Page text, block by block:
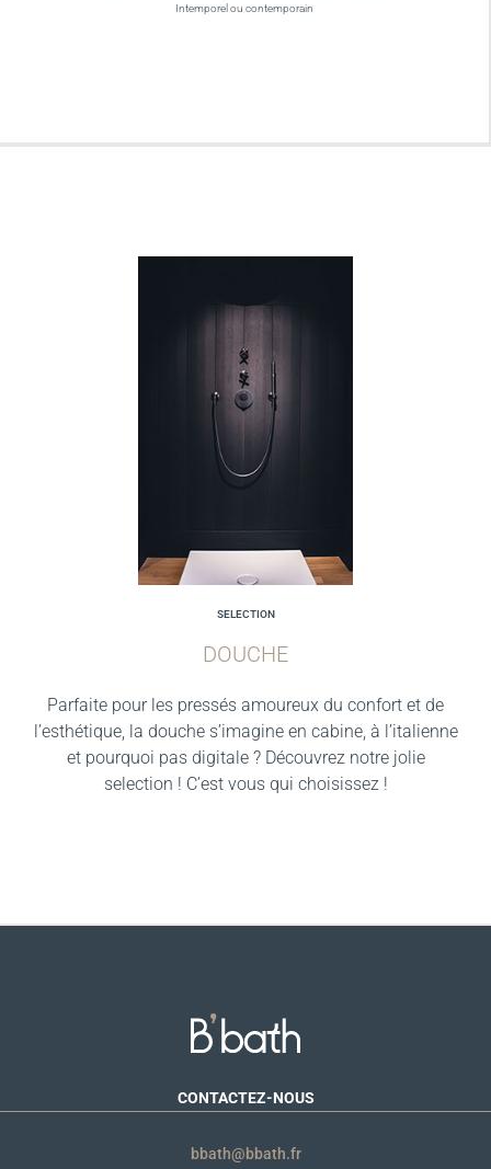
Intemporel ou contemporain
SELECTION
DOUCHE
Parfaite pour les pressés amoureux du confort et de
l’esthétique, la douche s’imagine en cabine, à l’italienne
et pourquoi pas digitale ? Découvrez notre jolie
selection ! C’est vous qui choisissez !
CONTACTEZ-NOUS
bbath@bbath.fr